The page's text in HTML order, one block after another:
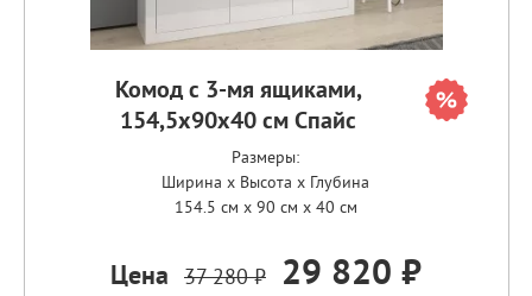
Комод с 3-мя ящиками,
154,5х90х40 см Спайс
Размеры:
Ширина x Высота x Глубина
154.5 см x 90 см x 40 см
Цена 37 280 ₽ 29 820 ₽